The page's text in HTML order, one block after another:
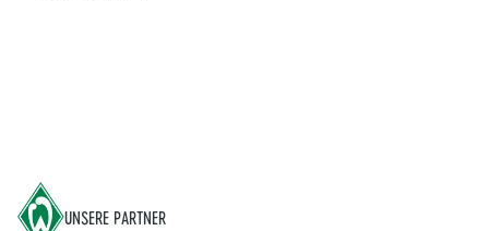
UNSERE PARTNER